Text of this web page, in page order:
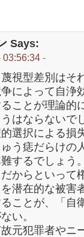
Says:
03:56:34 -
蔑視型差別はそ
によって自浄
ことが理論的
はならないで
的選択による損
う痣だらけの
するでしょう
だからといって
潜在的な被害
ことが、「自
い。
元犯罪者やニ